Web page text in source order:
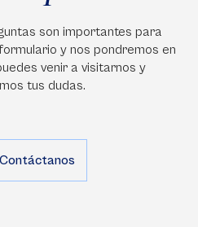
son importantes para
y nos pondremos en
venir a visitarnos y
tus dudas.
Contáctanos